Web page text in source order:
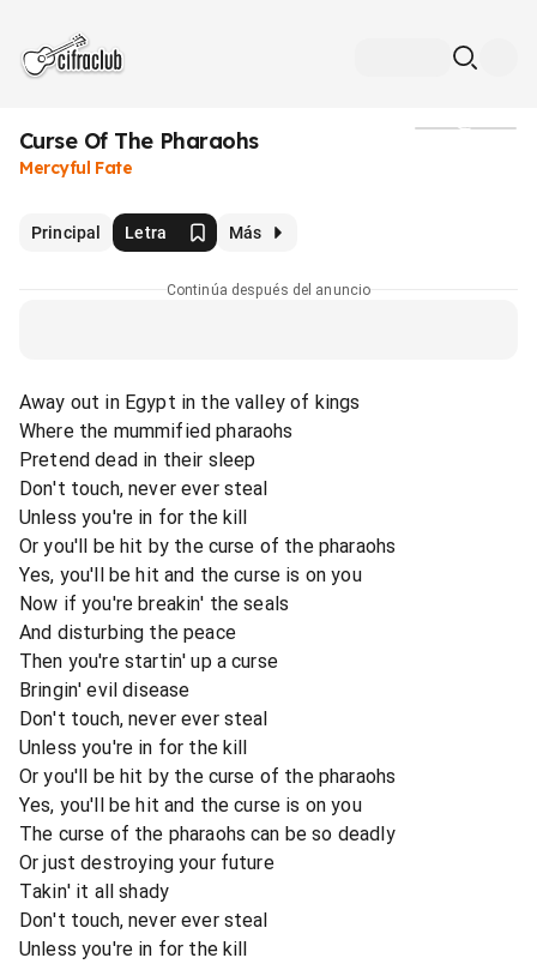
Curse Of The Pharaohs
Mercyful Fate
Principal Letra Más
Continúa después del anuncio
Away out in Egypt in the valley of kings
Where the mummified pharaohs
Pretend dead in their sleep
Don't touch, never ever steal
Unless you're in for the kill
Or you'll be hit by the curse of the pharaohs
Yes, you'll be hit and the curse is on you
Now if you're breakin' the seals
And disturbing the peace
Then you're startin' up a curse
Bringin' evil disease
Don't touch, never ever steal
Unless you're in for the kill
Or you'll be hit by the curse of the pharaohs
Yes, you'll be hit and the curse is on you
The curse of the pharaohs can be so deadly
Or just destroying your future
Takin' it all shady
Don't touch, never ever steal
Unless you're in for the kill